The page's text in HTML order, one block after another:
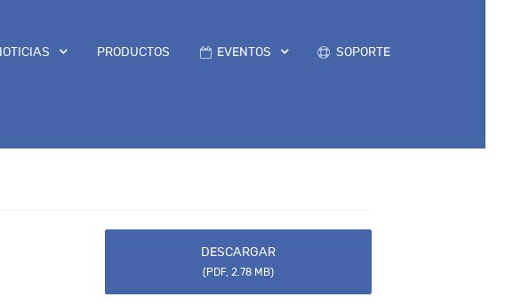
PRODUCTOS EVENTOS SOPORTE
DESCARGAR
(PDF, 2.78 MB)